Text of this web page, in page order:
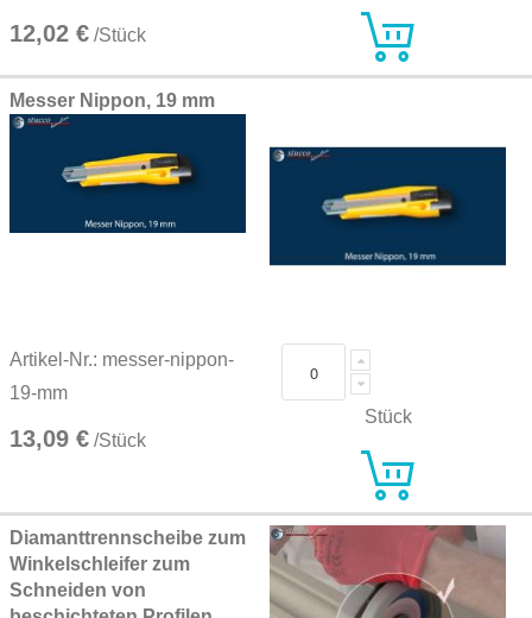
12,02 € /Stück
Messer Nippon, 19 mm
Artikel-Nr.: messer-nippon-
19-mm
13,09 € /Stück
Stück
Diamanttrennscheibe zum
Winkelschleifer zum
Schneiden von